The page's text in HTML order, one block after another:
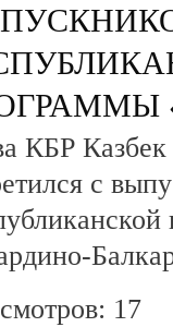
КБР Казбек
с
17